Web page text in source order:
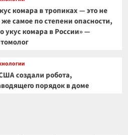
комара в тропиках — это не
же самое по степени опасности,
укус комара в России» —
создали робота,
порядок в доме